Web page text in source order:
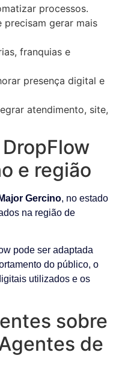
processos.
precisam gerar mais
franquias e
presença digital e
atendimento, site,
e região
Major Gercino, no estado
na região de
pode ser adaptada
do público, o
utilizados e os
sobre
de